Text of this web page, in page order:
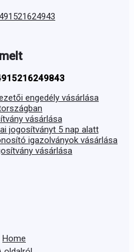
engedély vásárlása
vásárlása
jogosítványt 5 nap alatt
igazolványok vásárlása
vásárlása
Home